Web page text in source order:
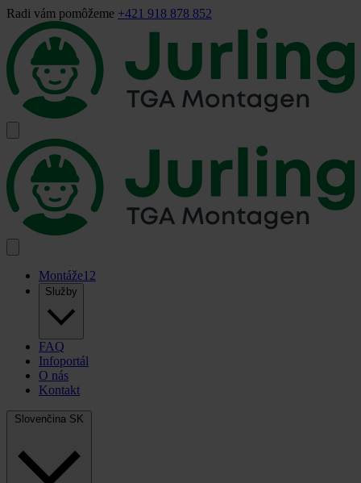
Radi vám pomôžeme +421 918 878 852
Montáže12
Služby
FAQ
Infoportál
O nás
Kontakt
Slovenčina SK